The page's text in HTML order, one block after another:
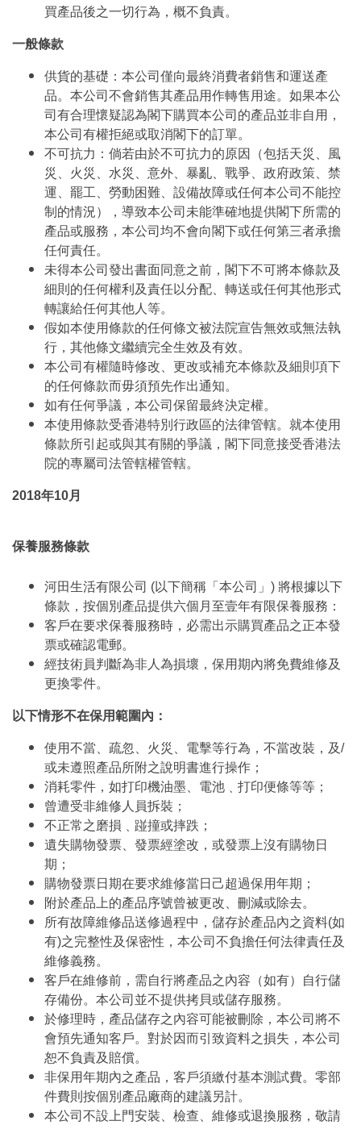
買產品後之一切行為，概不負責。
一般條款
供貨的基礎：本公司僅向最終消費者銷售和運送產
品。本公司不會銷售其產品用作轉售用途。如果本公
司有合理懷疑認為閣下購買本公司的產品並非自用，
本公司有權拒絕或取消閣下的訂單。
不可抗力：倘若由於不可抗力的原因（包括天災、風
災、火災、水災、意外、暴亂、戰爭、政府政策、禁
運、罷工、勞動困難、設備故障或任何本公司不能控
制的情況），導致本公司未能準確地提供閣下所需的
產品或服務，本公司均不會向閣下或任何第三者承擔
任何責任。
未得本公司發出書面同意之前，閣下不可將本條款及
細則的任何權利及責任以分配、轉送或任何其他形式
轉讓給任何其他人等。
假如本使用條款的任何條文被法院宣告無效或無法執
行，其他條文繼續完全生效及有效。
本公司有權隨時修改、更改或補充本條款及細則項下
的任何條款而毋須預先作出通知。
如有任何爭議，本公司保留最終決定權。
本使用條款受香港特別行政區的法律管轄。就本使用
條款所引起或與其有關的爭議，閣下同意接受香港法
院的專屬司法管轄權管轄。
2018年10月
保養服務條款
河田生活有限公司 (以下簡稱「本公司」) 將根據以下
條款，按個別產品提供六個月至壹年有限保養服務：
客戶在要求保養服務時，必需出示購買產品之正本發
票或確認電郵。
經技術員判斷為非人為損壞，保用期內將免費維修及
更換零件。
以下情形不在保用範圍內：
使用不當、疏忽、火災、電擊等行為，不當改裝，及/
或未遵照產品所附之說明書進行操作；
消耗零件，如打印機油墨、電池﹑打印便條等等；
曾遭受非維修人員拆裝；
不正常之磨損﹑踫撞或摔跌；
遺失購物發票、發票經塗改，或發票上沒有購物日
期；
購物發票日期在要求維修當日己超過保用年期；
附於產品上的產品序號曾被更改、刪減或除去。
所有故障維修品送修過程中，儲存於產品內之資料(如
有)之完整性及保密性，本公司不負擔任何法律責任及
維修義務。
客戶在維修前，需自行將產品之內容（如有）自行儲
存備份。本公司並不提供拷貝或儲存服務。
於修理時，產品儲存之內容可能被刪除，本公司將不
會預先通知客戶。對於因而引致資料之損失，本公司
恕不負責及賠償。
非保用年期內之產品，客戶須繳付基本測試費。零部
件費則按個別產品廠商的建議另計。
本公司不設上門安裝、檢查、維修或退換服務，敬請